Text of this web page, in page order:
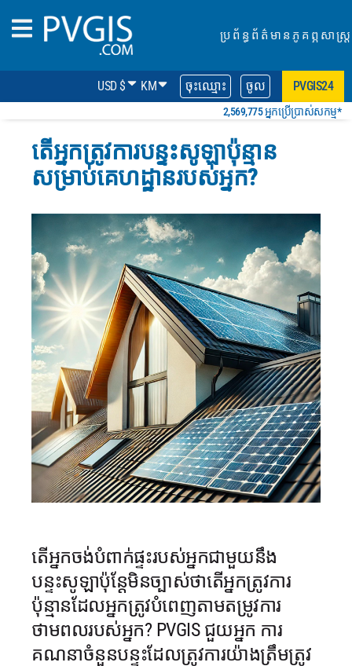
ប្រព័ន្ធព័ត៌មានភូគព្ភសាស្ត្រ
USD $ KM ចុះឈ្មោះ ចូល PVGIS24
2,569,775 អ្នកប្រើប្រាស់សកម្ម*
តើអ្នកត្រូវការបន្ទះសូឡាប៉ុន្មាន
សម្រាប់គេហដ្ឋានរបស់អ្នក?
តើអ្នកចង់បំពាក់ផ្ទះរបស់អ្នកជាមួយនឹង
បន្ទះសូឡាប៉ុន្តែមិនច្បាស់ថាតើអ្នកត្រូវការ
ប៉ុន្មានដែលអ្នកត្រូវបំពេញតាមតម្រូវការ
ថាមពលរបស់អ្នក? PVGIS ជួយអ្នក ការ
គណនាចំនួនបន្ទះដែលត្រូវការយ៉ាងត្រឹមត្រូវ